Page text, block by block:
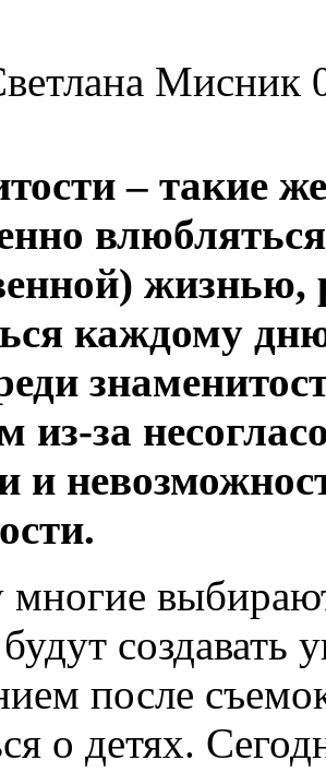
Мисник
– такие
жизнью,
каждому
из-за
и
многие
создавать
после
о детях.